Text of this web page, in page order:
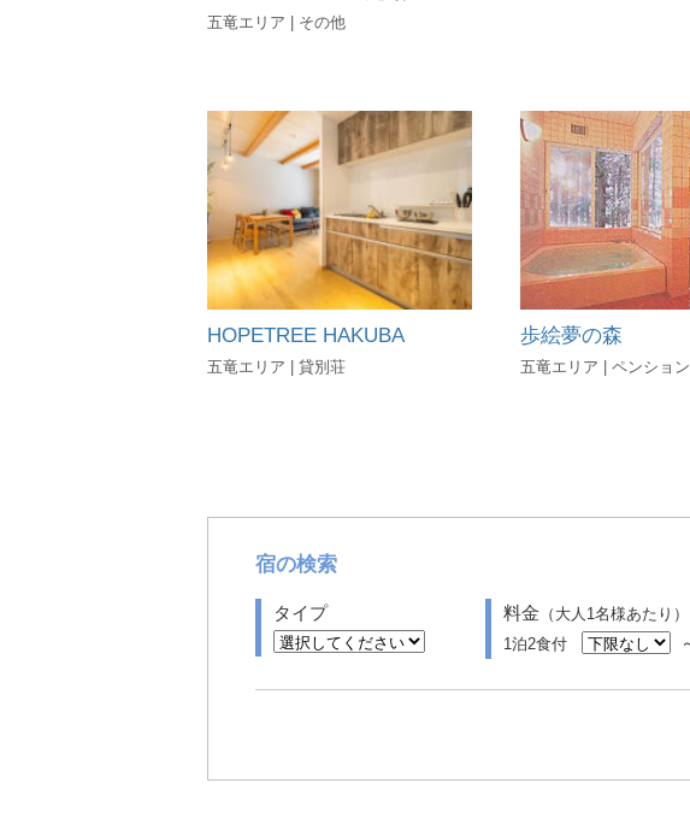
五竜エリア | その他
HOPETREE HAKUBA
五竜エリア | 貸別荘
歩絵夢の森
五竜エリア | ペンション
宿の検索
タイプ 料金 （大人1名様あたり）
1泊2食付